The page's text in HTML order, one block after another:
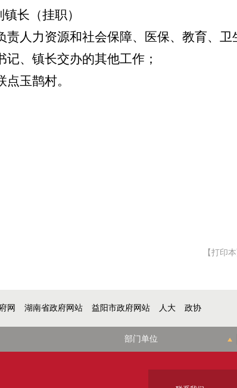
长（挂职）
人力资源和社会保障、 医保、 教育、卫
长交办的其他工作；
鹊村。
【打印本
网 湖南省政府网站 益阳市政府网站 人大 政协